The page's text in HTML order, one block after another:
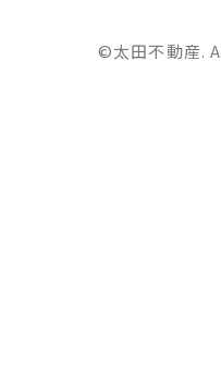
©太田不動産.